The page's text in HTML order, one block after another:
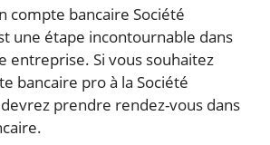
compte bancaire Société
une étape incontournable dans
entreprise. Si vous souhaitez
bancaire pro à la Société
prendre rendez-vous dans